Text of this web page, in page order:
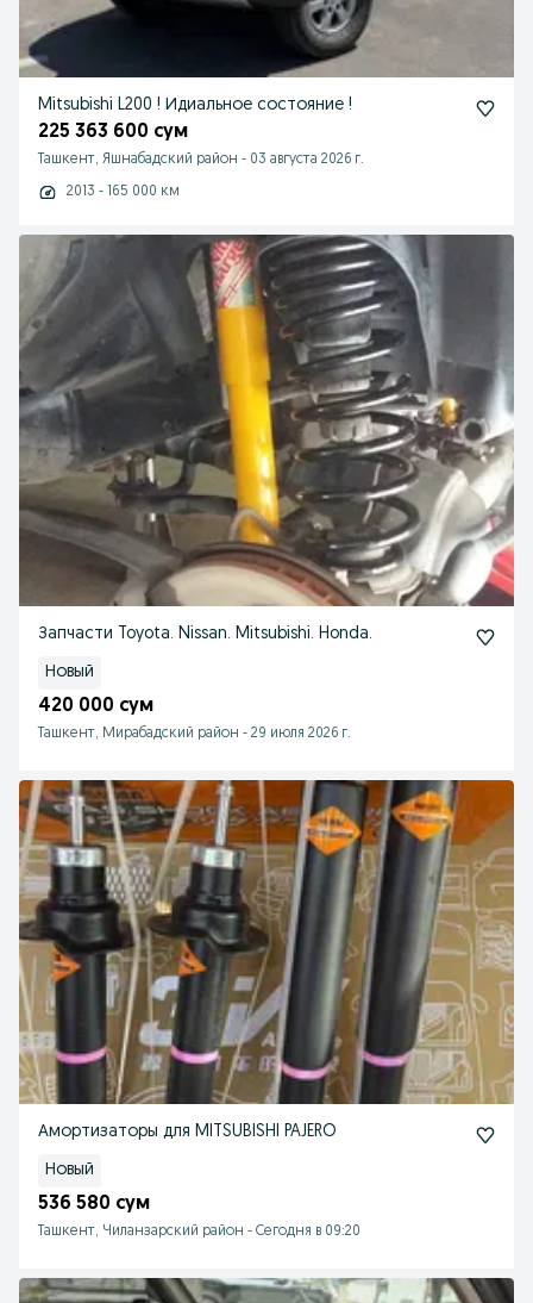
Mitsubishi L200 ! Идиальное состояние !
225 363 600 сум
Ташкент, Яшнабадский район - 03 августа 2026 г.
2013 - 165 000 км
Запчасти Toyota. Nissan. Mitsubishi. Honda.
Новый
420 000 сум
Ташкент, Мирабадский район - 29 июля 2026 г.
Амортизаторы для MITSUBISHI PAJERO
Новый
536 580 сум
Ташкент, Чиланзарский район - Сегодня в 09:20